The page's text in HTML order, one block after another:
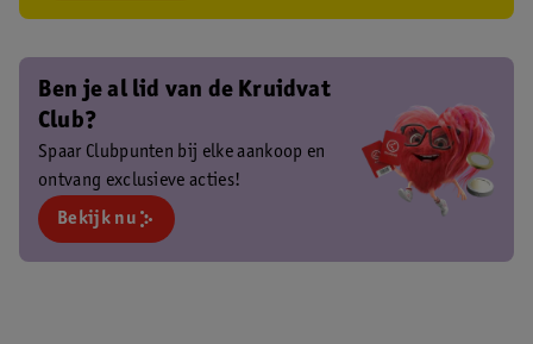
Ben je al lid van de Kruidvat
Club?
Spaar Clubpunten bij elke aankoop en
ontvang exclusieve acties!
Bekijk nu